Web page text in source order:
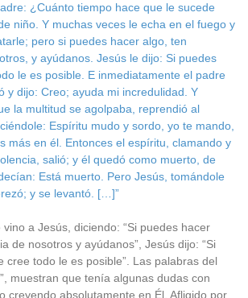
¿Cuánto tiempo hace que le sucede
niño. Y muchas veces le echa en el fuego y
pero si puedes hacer algo, ten
y ayúdanos. Jesús le dijo: Si puedes
le es posible. E inmediatamente el padre
y dijo: Creo; ayuda mi incredulidad. Y
la multitud se agolpaba, reprendió al
Espíritu mudo y sordo, yo te mando,
más en él. Entonces el espíritu, clamando y
salió; y él quedó como muerto, de
Está muerto. Pero Jesús, tomándole
y se levantó. […]”
a Jesús, diciendo: “Si puedes hacer
de nosotros y ayúdanos”, Jesús dijo: “Si
cree todo le es posible”. Las palabras del
muestran que tenía algunas dudas con
creyendo absolutamente en Él. Afligido por